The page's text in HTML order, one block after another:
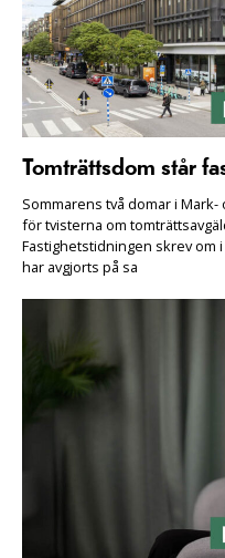
Tomträttsdom står
Sommarens två domar i
för tvisterna om
Fastighetstidningen skrev om
har avgjorts på sa